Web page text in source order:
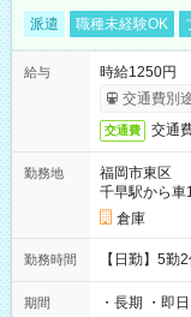
派遣 職種未経験OK
給与
時給1250円
交通費別
交通費 交通
勤務地
福岡市東区
千早駅から車
倉庫
勤務時間 【日勤】5勤
期間 ・長期 ・即